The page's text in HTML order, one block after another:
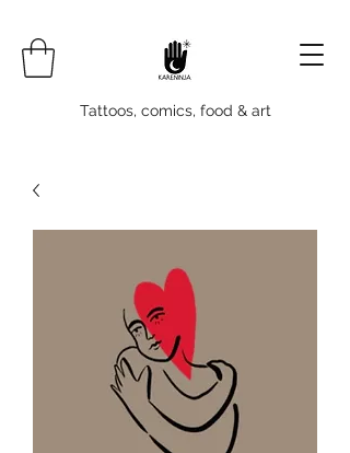
Tattoos, comics, food & art